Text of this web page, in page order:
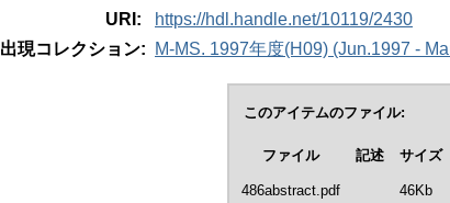
URI:
https://hdl.handle.net/10119/2430
出現コレクション:
M-MS. 1997年度(H09) (Jun.1997 -
このアイテムのファイル:
ファイル 記述 サイズ
486abstract.pdf 46Kb